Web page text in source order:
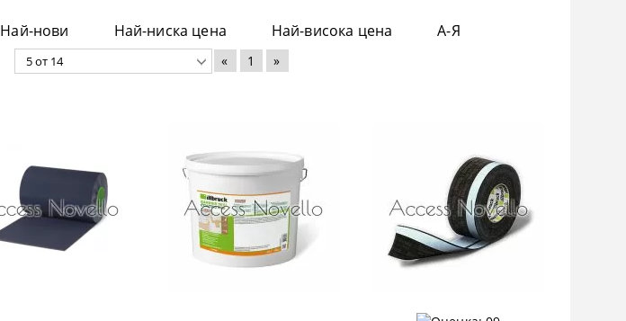
Най-нови Най-ниска цена Най-висока цена А-Я
« 1 »